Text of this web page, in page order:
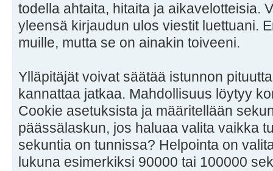
todella ahtaita, hitaita ja aikavelotteisia.
yleensä kirjaudun ulos viestit luettuani.
muille, mutta se on ainakin toiveeni.
Ylläpitäjät voivat säätää istunnon
kannattaa jatkaa. Mahdollisuus löytyy
Cookie asetuksista ja määritellään
päässälaskun, jos haluaa valita vaikka
sekuntia on tunnissa? Helpointa on
lukuna esimerkiksi 90000 tai 100000